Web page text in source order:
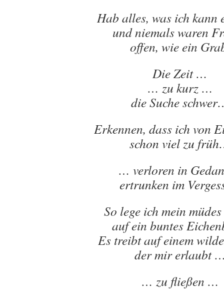
Hab alles, was ich kann
und niemals waren
offen, wie ein
Die Zeit …
… zu kurz …
die Suche
Erkennen, dass ich von
schon viel zu
… verloren in
ertrunken im
So lege ich mein
auf ein buntes
Es treibt auf einem
der mir erlaubt
… zu fließen …